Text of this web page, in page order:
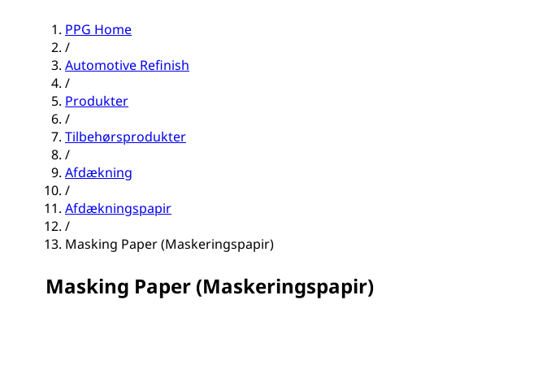
PPG Home
/
Automotive Refinish
/
Produkter
/
Tilbehørsprodukter
/
Afdækning
/
Afdækningspapir
/
Masking Paper (Maskeringspapir)
Masking Paper (Maskeringspapir)